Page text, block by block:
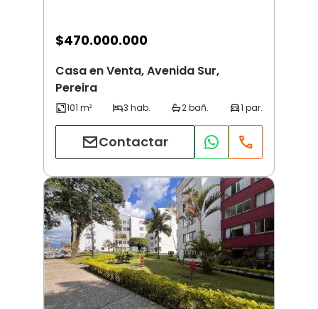
$470.000.000
Casa en Venta, Avenida Sur,
Pereira
Contactar